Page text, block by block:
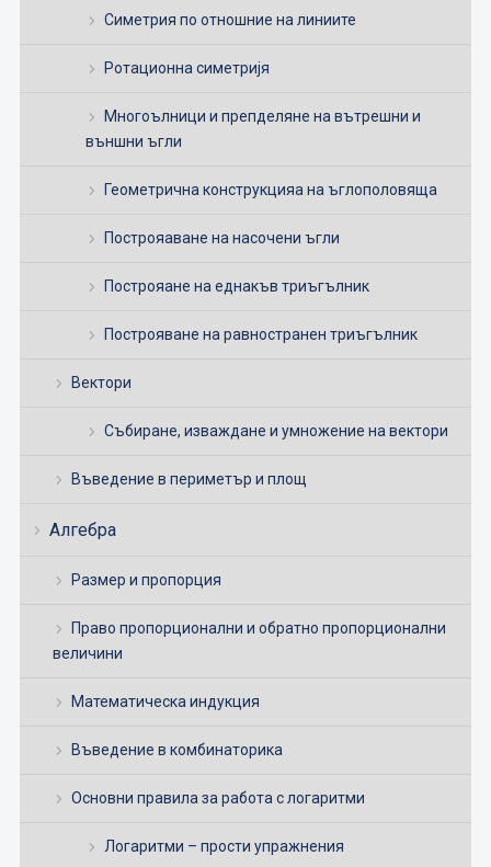
Симетрия по отношние на линиите
Ротационна симетријя
Многоълници и препделяне на вътрешни и
външни ъгли
Геометрична конструкцияа на ъглополовяща
Построяаване на насочени ъгли
Построяане на еднакъв триъгълник
Построяване на равностранен триъгълник
Вектори
Събиране, изваждане и умножение на вектори
Въведение в периметър и площ
Алгебра
Размер и пропорция
Право пропорционални и обратно пропорционални
величини
Математическа индукция
Въведение в комбинаторика
Основни правила за работа с логаритми
Логаритми – прости упражнения